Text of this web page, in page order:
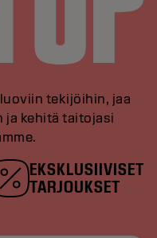
tekijöihin, jaa
kehitä taitojasi
EKSKLUSIIVISET
TARJOUKSET